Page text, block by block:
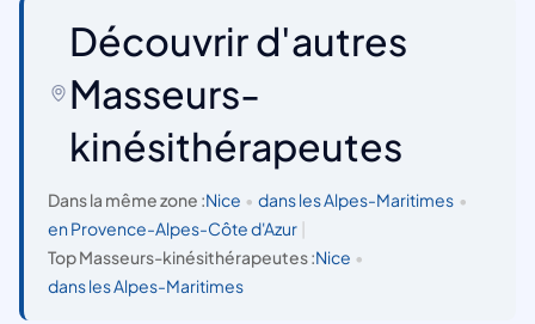
Découvrir d'autres
Masseurs-
kinésithérapeutes
Dans la même zone :Nice • dans les Alpes-Maritimes •
en Provence-Alpes-Côte d'Azur
Top Masseurs-kinésithérapeutes :Nice •
dans les Alpes-Maritimes